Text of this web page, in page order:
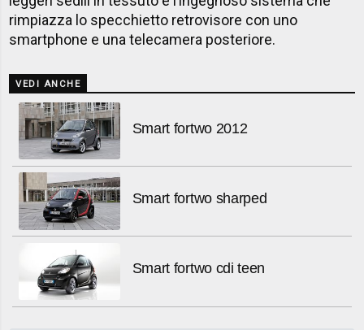
rimpiazza lo specchietto retrovisore con uno
smartphone e una telecamera posteriore.
VEDI ANCHE
Smart fortwo 2012
Smart fortwo sharped
Smart fortwo cdi teen